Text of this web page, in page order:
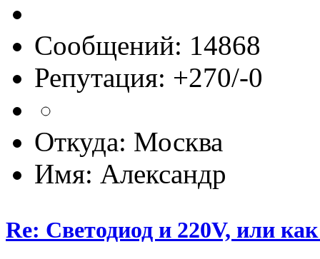
Сообщений: 14868
Репутация: +270/-0
Откуда: Москва
Имя: Александр
Re: Светодиод и 220V, или